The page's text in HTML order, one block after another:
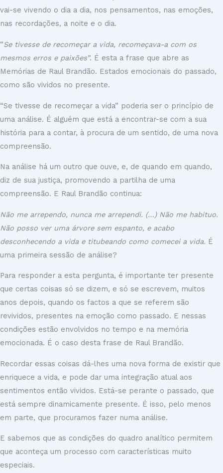
vai-se vivendo o dia a dia, nos pensamentos, nas emoções,
nas recordações, a noite e o dia.
“Se tivesse de recomeçar a vida, recomeçava-a com os
mesmos erros e paixões”. É esta a frase que abre as
Memórias de Raul Brandão. Estados emocionais do passado,
como são vividos no presente.
“Se tivesse de recomeçar a vida” poderia ser o princípio de
uma análise. É alguém que está a encontrar-se com a sua
história para a contar, à procura de um sentido, de uma nova
compreensão.
Na análise há um outro que ouve, e, de quando em quando,
diz de sua justiça, promovendo a partilha de uma
compreensão. E Raul Brandão continua:
Não me arrependo, nunca me arrependi. (…) Não me habituo.
Não posso ver uma árvore sem espanto, e acabo
desconhecendo a vida e titubeando como comecei a vida. É
uma primeira sessão de análise?
Para responder a esta pergunta, é importante ter presente
que certas coisas só se dizem, e só se escrevem, muitos
anos depois, quando os factos a que se referem são
revividos, presentes na emoção como passado. E nessas
condições estão envolvidos no tempo e na memória
emocionada. É o caso desta frase de Raul Brandão.
Recordar essas coisas dá-lhes uma nova forma de existir que
enriquece a vida, e pode dar uma integração atual aos
sentimentos então vividos. Está-se perante o passado, que
está sempre dinamicamente presente. É isso, pelo menos
em parte, que procuramos fazer numa análise.
E sabemos que as condições do quadro analítico permitem
que aconteça um processo com características muito
especiais.